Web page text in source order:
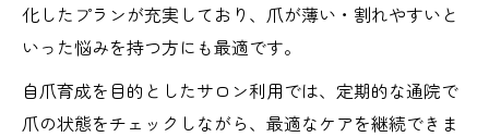
化したプランが充実しており、爪が薄い・割れやすいと
いった悩みを持つ方にも最適です。
自爪育成を目的としたサロン利用では、定期的な通院で
爪の状態をチェックしながら、最適なケアを継続できま